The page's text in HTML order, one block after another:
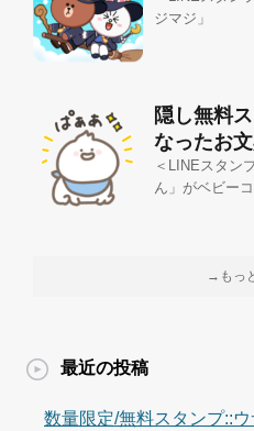
ジマジ」
隠し無料
なったお
＜LINEスタン
ん」がベビーコ
→もっ
最近の投稿
数量限定/無料スタンプ::